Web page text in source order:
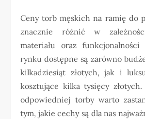
Ceny torb męskich na ramię do
znacznie różnić w
materiału oraz
rynku dostępne są zarówno
kilkadziesiąt złotych, jak i
kosztujące kilka tysięcy
odpowiedniej torby warto
tym, jakie cechy są dla nas